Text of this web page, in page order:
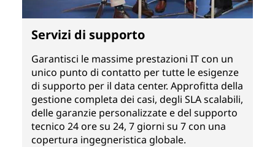
Servizi di supporto
Garantisci le massime prestazioni IT con un
unico punto di contatto per tutte le esigenze
di supporto per il data center. Approfitta della
gestione completa dei casi, degli SLA scalabili,
delle garanzie personalizzate e del supporto
tecnico 24 ore su 24, 7 giorni su 7 con una
copertura ingegneristica globale.